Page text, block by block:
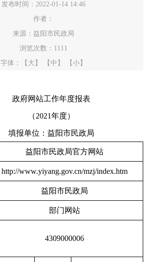
发布时间：2022-01-14 14:46
作者：
来源：益阳市民政局
浏览次数： 1111
字体：
【大】 【中】 【小】
政府网站工作年度报表
（2021年度）
填报单位：益阳市民政局
益阳市民政局官方网站
http://www.yiyang.gov.cn/mzj/index.htm
益阳市民政局
部门网站
4309000006